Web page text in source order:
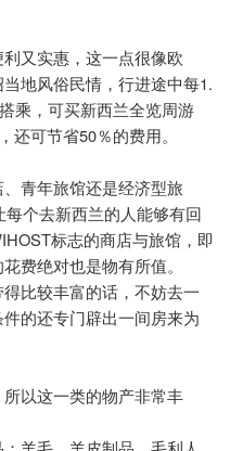
又实惠，这一点很像欧
地风俗民情，行进途中每1.
乘，可买新西兰全览周游
还可节省50％的费用。
青年旅馆还是经济型旅
每个去新西兰的人能够有回
标志的商店与旅馆，即
费绝对也是物有所值。
比较丰富的话，不妨去一
的还专门辟出一间房来为
以这一类的物产非常丰